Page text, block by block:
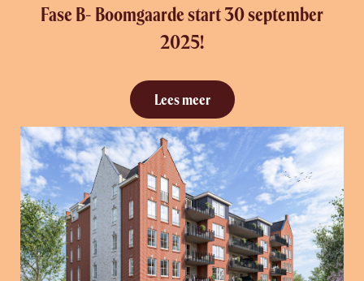
Fase B- Boomgaarde start 30 september
2025!
Lees meer